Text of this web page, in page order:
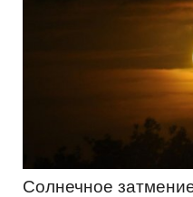
Солнечное